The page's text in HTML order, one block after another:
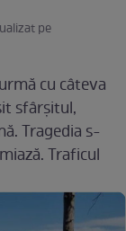
pe
cu câteva
sfârșitul,
Tragedia s-
Traficul